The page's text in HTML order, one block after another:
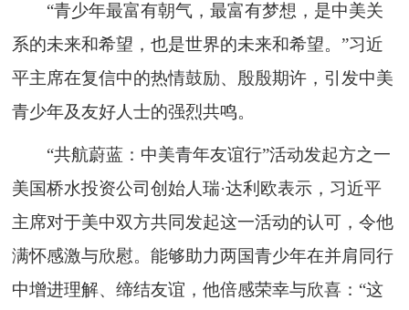
“青少年最富有朝气，最富有梦想，是中美关
系的未来和希望，也是世界的未来和希望。”习近
平主席在复信中的热情鼓励、殷殷期许，引发中美
青少年及友好人士的强烈共鸣。
“共航蔚蓝：中美青年友谊行”活动发起方之一
美国桥水投资公司创始人瑞·达利欧表示，习近平
主席对于美中双方共同发起这一活动的认可，令他
满怀感激与欣慰。能够助力两国青少年在并肩同行
中增进理解、缔结友谊，他倍感荣幸与欣喜：“这